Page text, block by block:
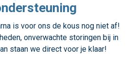
is voor ons de kous nog niet af!
onverwachte storingen bij in
staan we direct voor je klaar!